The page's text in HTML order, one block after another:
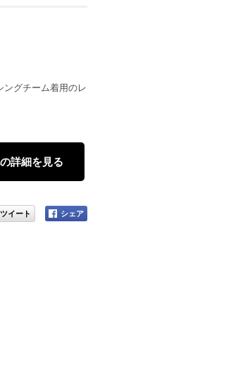
ングチーム着用のレ
詳細を見る
ムをシェアする